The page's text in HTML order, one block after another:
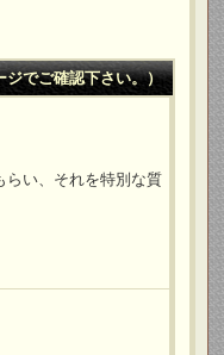
でご確認下さい。）
らい、それを特別な質